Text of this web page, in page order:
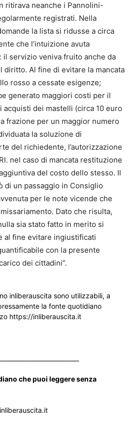
ritirava neanche i Pannolini-
registrati. Nella
la lista si ridusse a circa
che l’intuizione avuta
il servizio veniva fruito anche da
diritto. Al fine di evitare la mancata
rosso a cessate esigenze;
generato maggiori costi per il
dei mastelli (circa 10 euro
frazione per un maggior numero
la soluzione di
del richiedente, l’autorizzazione
nel caso di mancata restituzione
del costo dello stesso. Il
di un passaggio in Consiglio
per le note vicende che
Dato che risulta,
sia stato fatto in merito si
al fine evitare ingiustificati
con la presente
dei cittadini”.
inliberauscita sono utilizzabili, a
la fonte quotidiano
https://inliberauscita.it
che puoi leggere senza